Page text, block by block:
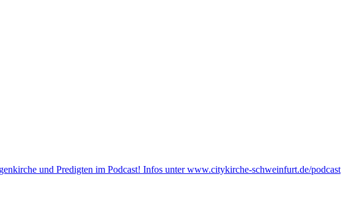
und Predigten im Podcast! Infos unter www.citykirche-schweinfurt.de/podcast